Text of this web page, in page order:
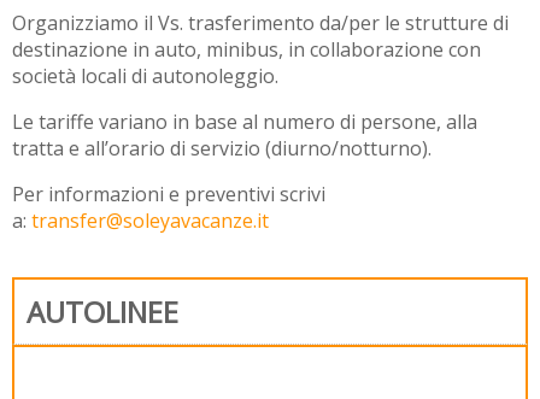
Organizziamo il Vs. trasferimento da/per le strutture di
destinazione in auto, minibus, in collaborazione con
società locali di autonoleggio.
Le tariffe variano in base al numero di persone, alla
tratta e all’orario di servizio (diurno/notturno).
Per informazioni e preventivi scrivi
a: transfer@soleyavacanze.it
AUTOLINEE